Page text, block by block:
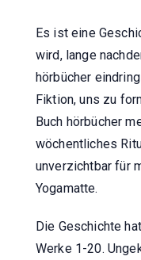
Es ist eine
wird, lange
hörbücher
Fiktion, uns zu
Buch hörbücher
wöchentliches
unverzichtbar für
Yogamatte.
Die Geschichte
Werke 1-20.